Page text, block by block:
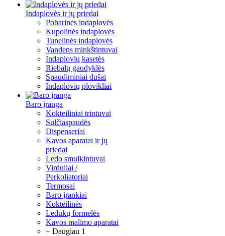
Indaplovės ir jų priedai
Pobarinės indaplovės
Kupolinės indaplovės
Tunelinės indaplovės
Vandens minkštintuvai
Indaplovių kasetės
Riebalų gaudyklės
Spaudiminiai dušai
Indaplovių plovikliai
Baro įranga
Kokteiliniai trintuvai
Sulčiaspaudės
Dispenseriai
Kavos aparatai ir jų
priedai
Ledo smulkintuvai
Virduliai /
Perkoliatoriai
Termosai
Baro įrankiai
Kokteilinės
Ledukų formelės
Kavos malimo aparatai
+ Daugiau 1